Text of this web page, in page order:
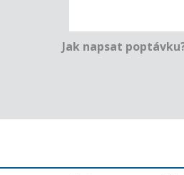
Jak napsat